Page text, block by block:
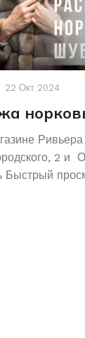
22 Окт 2024
2 и
Быстрый